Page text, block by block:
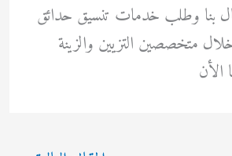
بنا وطلب خدمات تنسيق حدائق
متخصصين التزيين والزينة
الأن